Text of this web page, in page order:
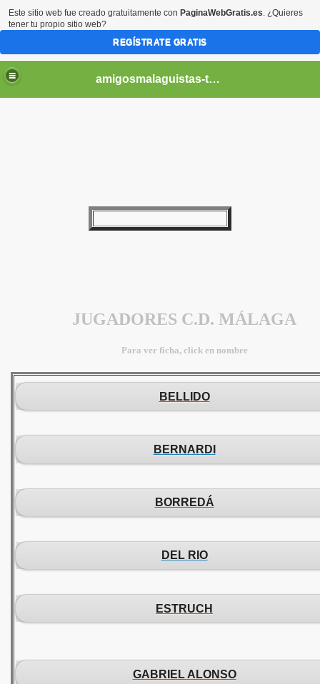
amigosmalaguistas-temporadas
JUGADORES C.D. MÁLAGA
Para ver ficha, click en nombre
BELLIDO
BERNARDI
BORREDÁ
DEL RIO
ESTRUCH
GABRIEL ALONSO
Este sitio web fue creado gratuitamente con PaginaWebGratis.es. ¿Quieres
tener tu propio sitio web?
REGÍSTRATE GRATIS